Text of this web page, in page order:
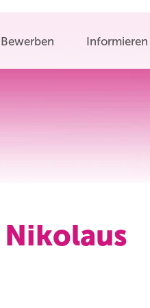
Bewerben Informieren